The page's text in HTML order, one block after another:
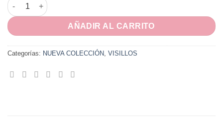
AÑADIR AL CARRITO
Categorías: NUEVA COLECCIÓN, VISILLOS